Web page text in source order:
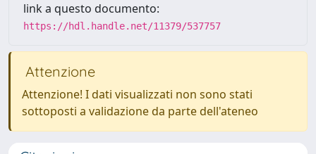
link a questo documento:
https://hdl.handle.net/11379/537757
Attenzione
Attenzione! I dati visualizzati non sono stati
sottoposti a validazione da parte dell'ateneo